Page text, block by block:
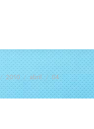
aqui:
2010 abril 04